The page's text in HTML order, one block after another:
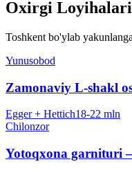
Oxirgi
Toshkent bo'ylab
Yunusobod
Zamonaviy L-shakl
Egger + Hettich18-22 mln
Chilonzor
Yotoqxona garnituri